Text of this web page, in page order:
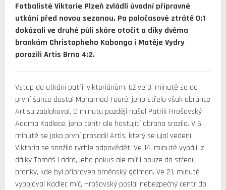
Fotbalisté Viktorie Plzeň zvládli úvodní přípravné
utkání před novou sezonou. Po poločasové ztrátě 0:1
dokázali ve druhé půli skóre otočit a díky dvěma
brankám Christopheho Kabonga i Matěje Vydry
porazili Artis Brno 4:2.
Vstup do utkání patřil viktoriánům. Už ve 3. minutě se do
první šance dostal Mohamed Touré, jeho střelu však obránce
Artisu zablokoval. O minutu později našel Patrik Hrošovský
Adama Kadlece, jeho centr ale hostující obrana srazila. V 6.
minutě se jako první prosadil Artis, který se ujal vedení.
Viktoria se snažila rychle odpovědět. Ve 14. minutě vypálil z
dálky Tomáš Ladra, jeho pokus ale mířil pouze do středu
branky, kde byl připraven brněnský gólman. Ve 21. minutě
vybojoval Kadlec míč, Hrošovský poslal nebezpečný centr do